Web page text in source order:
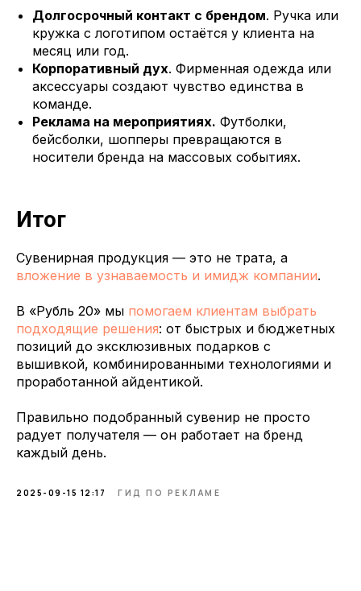
Долгосрочный контакт с брендом. Ручка или
кружка с логотипом остаётся у клиента на
месяц или год.
Корпоративный дух. Фирменная одежда или
аксессуары создают чувство единства в
команде.
Реклама на мероприятиях. Футболки,
бейсболки, шопперы превращаются в
носители бренда на массовых событиях.
Итог
Сувенирная продукция — это не трата, а
вложение в узнаваемость и имидж компании.
В «Рубль 20» мы помогаем клиентам выбрать
подходящие решения: от быстрых и бюджетных
позиций до эксклюзивных подарков с
вышивкой, комбинированными технологиями и
проработанной айдентикой.
Правильно подобранный сувенир не просто
радует получателя — он работает на бренд
каждый день.
2025-09-15 12:17 ГИД ПО РЕКЛАМЕ